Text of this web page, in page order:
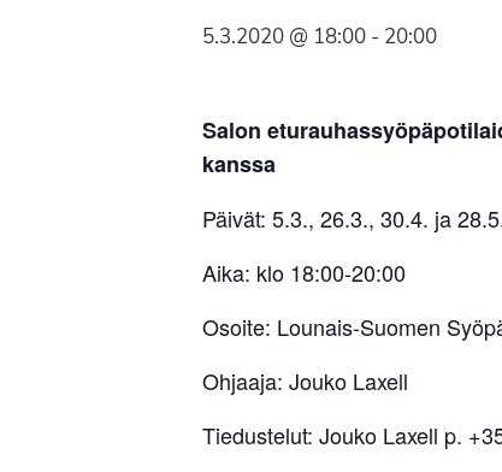
5.3.2020 @ 18:00 - 20:00
Salon
kanssa
Päivät: 5.3., 26.3., 30.4. ja
Aika: klo 18:00-20:00
Osoite: Lounais-Suomen
Ohjaaja: Jouko Laxell
Tiedustelut: Jouko Laxell p.